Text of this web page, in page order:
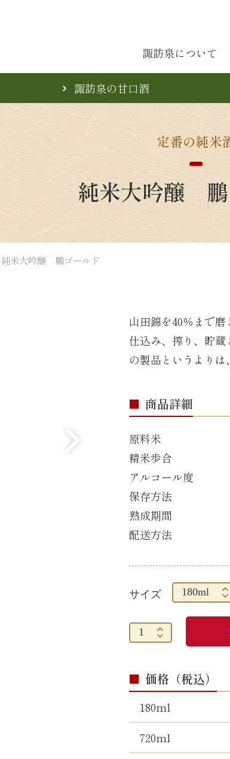
諏訪泉について
諏訪泉の甘口酒
定番の純米
純米大吟醸 鵬
純米大吟醸 鵬ゴールド
山田錦を40％まで
仕込み、搾り、貯
の製品というよりは
商品詳細
原料米
精米歩合
アルコール度
保存方法
熟成期間
配送方法
サイズ
価格（税込）
180ml
720ml